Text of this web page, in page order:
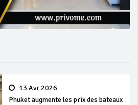
13 Avr 2026
Phuket augmente les prix des bateaux